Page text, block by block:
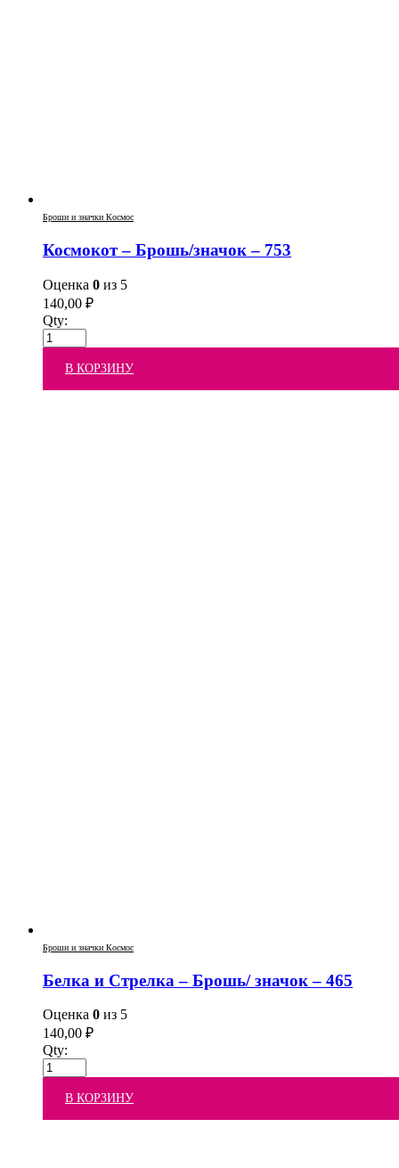
Броши и значки Космос
Космокот – Брошь/значок – 753
Оценка 0 из 5
140,00 ₽
Qty:
В КОРЗИНУ
Броши и значки Космос
Белка и Стрелка – Брошь/ значок – 465
Оценка 0 из 5
140,00 ₽
Qty:
В КОРЗИНУ